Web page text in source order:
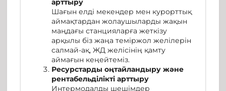
арттыру
Шағын елді мекендер мен курорттық
аймақтардан жолаушыларды жақын
маңдағы станцияларға жеткізу
арқылы біз жаңа теміржол желілерін
салмай-ақ, ЖД желісінің қамту
аймағын кеңейтеміз.
Ресурстарды оңтайландыру және
рентабельділікті арттыру
Интермодалды шешімдер